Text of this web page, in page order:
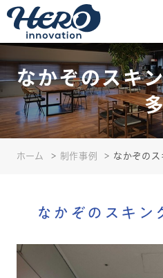
なかぞのスキ
なかぞのスキンクリニック博多｜ヒー
ホーム 制作事例 なかぞのス
なかぞのスキン